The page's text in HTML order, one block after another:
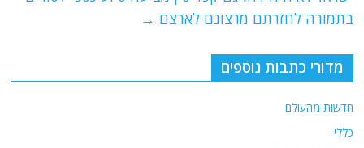
בתמורה לחזרתם מרצונם לארצם →
מדורי כתבות נוספים
חדשות מהעולם
כללי